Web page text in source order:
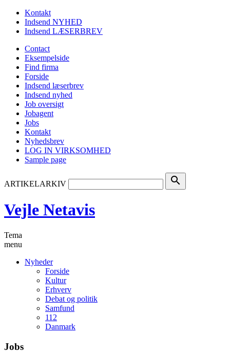
Kontakt
Indsend NYHED
Indsend LÆSERBREV
Contact
Eksempelside
Find firma
Forside
Indsend læserbrev
Indsend nyhed
Job oversigt
Jobagent
Jobs
Kontakt
Nyhedsbrev
LOG IN VIRKSOMHED
Sample page
ARTIKELARKIV search
Vejle Netavis
Tema
menu
Nyheder
Forside
Kultur
Erhverv
Debat og politik
Samfund
112
Danmark
Jobs